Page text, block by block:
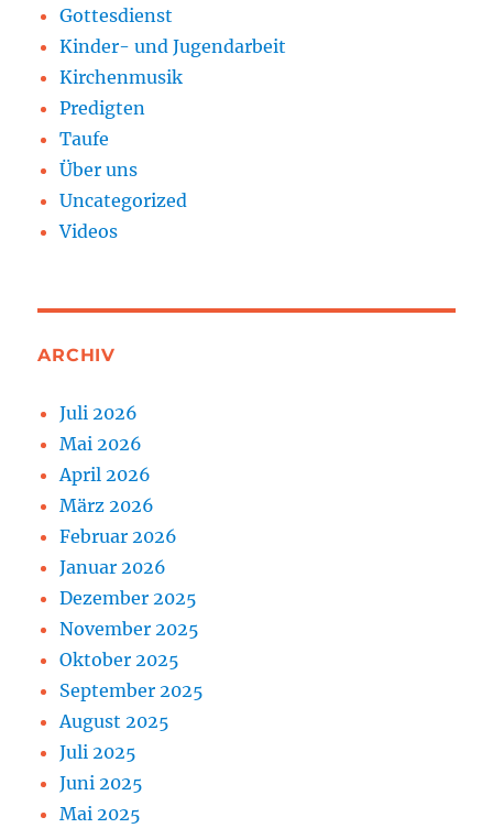
Gottesdienst
Kinder- und Jugendarbeit
Kirchenmusik
Predigten
Taufe
Über uns
Uncategorized
Videos
ARCHIV
Juli 2026
Mai 2026
April 2026
März 2026
Februar 2026
Januar 2026
Dezember 2025
November 2025
Oktober 2025
September 2025
August 2025
Juli 2025
Juni 2025
Mai 2025